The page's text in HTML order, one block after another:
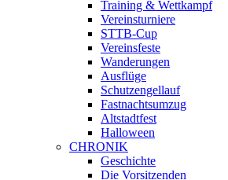
Training & Wettkampf
Vereinsturniere
STTB-Cup
Vereinsfeste
Wanderungen
Ausflüge
Schutzengellauf
Fastnachtsumzug
Altstadtfest
Halloween
CHRONIK
Geschichte
Die Vorsitzenden